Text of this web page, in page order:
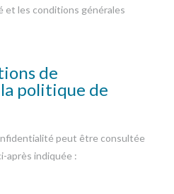
les conditions générales
de
politique de
peut être consultée
après indiquée :